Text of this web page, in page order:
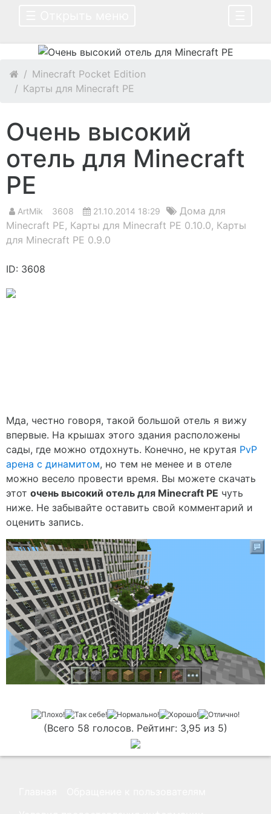
Minecraft Pocket Edition
Карты для Minecraft PE
Очень высокий
отель для Minecraft
PE
ArtMik 3608 21.10.2014 18:29
Дома для
Minecraft PE , Карты для Minecraft PE 0.10.0, Карты
для Minecraft PE 0.9.0
ID: 3608
Мда, честно говоря, такой большой отель я вижу
впервые. На крышах этого здания расположены
сады, где можно отдохнуть. Конечно, не крутая PvP
арена с динамитом, но тем не менее и в отеле
можно весело провести время. Вы можете скачать
этот очень высокий отель для Minecraft PE чуть
ниже. Не забывайте оставить свой комментарий и
оценить запись.
(Всего 58 голосов. Рейтинг: 3,95 из 5)